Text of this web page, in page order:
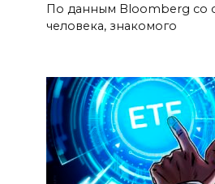
По данным Bloomberg со
человека, знакомого